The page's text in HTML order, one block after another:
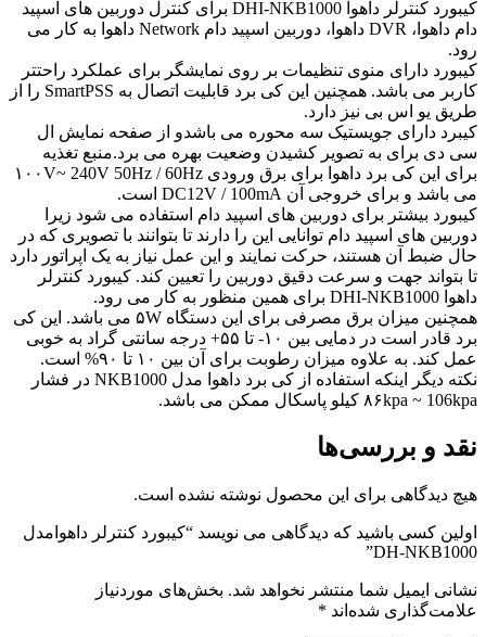
کیبورد کنترلر داهوا DHI-NKB1000 برای کنترل دوربین های اسپید
دام داهوا، DVR داهوا، دوربین اسپید دام Network داهوا به کار می
رود.
کیبورد دارای منوی تنظیمات بر روی نمایشگر برای عملکرد راحتتر
کاربر می باشد. همچنین این کی برد قابلیت اتصال به SmartPSS را از
طریق یو اس بی نیز دارد.
کیبرد دارای جویستیک سه محوره می باشدو از صفحه نمایش ال
سی دی برای به تصویر کشیدن وضعیت بهره می برد.منبع تغذیه
برای این کی برد داهوا برای برق ورودی ۱۰۰V~ 240V 50Hz / 60Hz
می باشد و برای خروجی آن DC12V / 100mA است.
کیبورد بیشتر برای دوربین های اسپید دام استفاده می شود زیرا
دوربین های اسپید دام توانایی این را دارند تا بتوانند با تصویری که در
حال ضبط آن هستند، حرکت نمایند و این عمل نیاز به یک اپراتور دارد
تا بتواند جهت و سرعت دقیق دوربین را تعیین کند. کیبورد کنترلر
داهوا DHI-NKB1000 برای همین منظور به کار می رود.
همچنین میزان برق مصرفی برای این دستگاه ۵W می باشد. این کی
برد قادر است در دمایی بین ۱۰- تا ۵۵+ درجه سانتی گراد به خوبی
عمل کند. به علاوه میزان رطوبت برای آن بین ۱۰ تا ۹۰% است.
نکته دیگر اینکه استفاده از کی برد داهوا مدل NKB1000 در فشار
۸۶kpa ~ 106kpa کیلو پاسکال ممکن می باشد.
نقد و بررسی‌ها
هیچ دیدگاهی برای این محصول نوشته نشده است.
اولین کسی باشید که دیدگاهی می نویسد “کیبورد کنترلر داهوامدل
DH-NKB1000”
نشانی ایمیل شما منتشر نخواهد شد. بخش‌های موردنیاز
علامت‌گذاری شده‌اند *